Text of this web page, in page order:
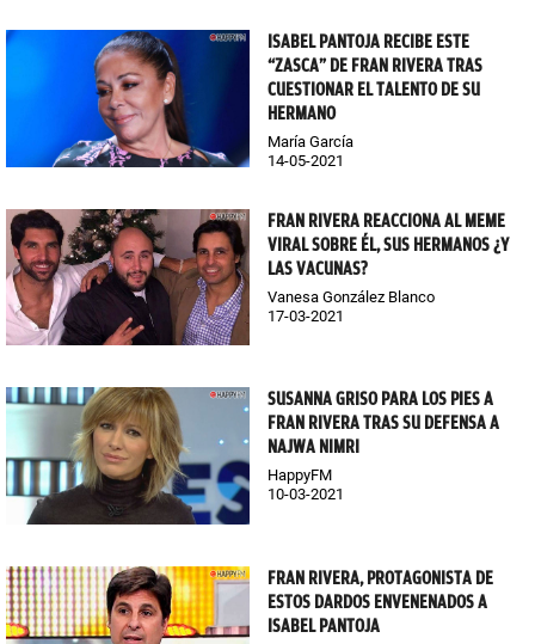
ISABEL PANTOJA RECIBE ESTE
“ZASCA” DE FRAN RIVERA TRAS
CUESTIONAR EL TALENTO DE SU
HERMANO
María García
14-05-2021
FRAN RIVERA REACCIONA AL MEME
VIRAL SOBRE ÉL, SUS HERMANOS ¿Y
LAS VACUNAS?
Vanesa González Blanco
17-03-2021
SUSANNA GRISO PARA LOS PIES A
FRAN RIVERA TRAS SU DEFENSA A
NAJWA NIMRI
HappyFM
10-03-2021
FRAN RIVERA, PROTAGONISTA DE
ESTOS DARDOS ENVENENADOS A
ISABEL PANTOJA